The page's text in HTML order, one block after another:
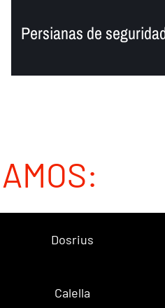
Persianas de
Dosrius
Calella